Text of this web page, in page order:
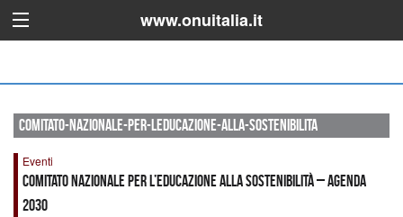
www.onuitalia.it
comitato-nazionale-per-leducazione-alla-sostenibilita
Eventi
Comitato Nazionale per l’Educazione alla Sostenibilità – Agenda
2030